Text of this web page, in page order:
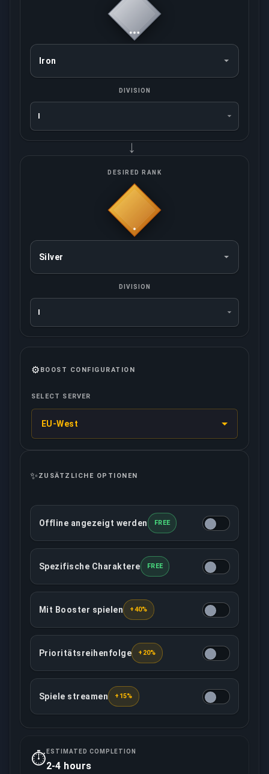
DIVISION
→
DESIRED RANK
DIVISION
⚙️ BOOST CONFIGURATION
SELECT SERVER
EU-West
✨ ZUSÄTZLICHE OPTIONEN
Mit dieser Option wird dein Konto im Chat offline
Offline angezeigt werden FREE
Du kannst bestimmen, mit welchen Charakteren
Spezifische Charaktere FREE
Der zugewiesene Booster spielt mit Ihnen von
Mit Booster spielen +40%
Diese Option gewährleistet, dass Ihr Auftrag mit
Prioritätsreihenfolge +20%
Der Ihnen zugewiesene Booster zeichnet alle
Spiele streamen +15%
⏱️ ESTIMATED COMPLETION
2-4 hours